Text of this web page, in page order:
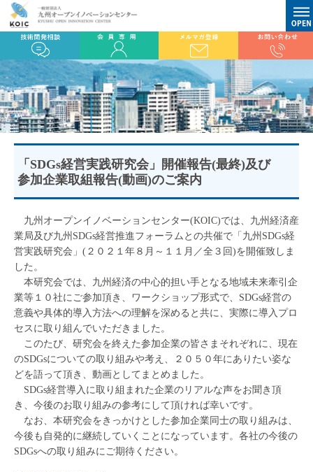
「SDGs経営実践研究会」開催報告(最終)及び
参加企業取組報告(動画)のご案内
九州オープンイノベーションセンター(KOIC)では、九州経済産
業局及び九州SDGs経営推進フォーラムとの共催で「九州SDGs経
営実践研究会」(２０２１年８月～１１月／全３回)を開催致しま
した。
本研究会では、九州経済の中心的担い手となる地域未来牽引企
業等１０社にご参加頂き、ワークショップ形式で、SDGs経営の
意義や具体的導入方法への理解を深めると共に、実際に導入プロ
セスに取り組んでいただきました。
このたび、研究会を終えた参加企業の皆さまそれぞれに、現在
のSDGsについての取り組みや考え、２０５０年にありたい姿な
どを語って頂き、動画としてまとめました。
SDGs経営導入に取り組まれた企業のリアルな声をお聞き頂
き、今後のお取り組みの参考にして頂ければ幸いです。
なお、本研究会をきっかけとした参加企業同士の取り組みは、
今後も自発的に継続していくことになっています。各社の今後の
SDGsへの取り組みにご期待ください。